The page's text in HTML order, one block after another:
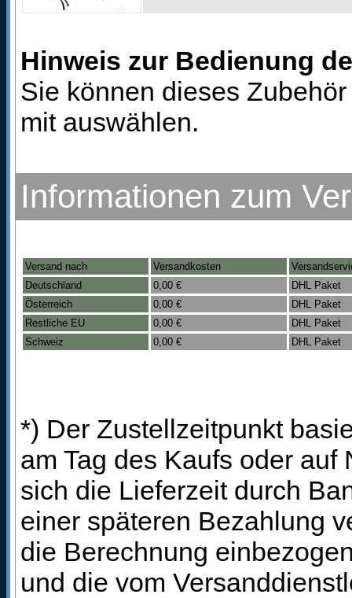
Hinweis zur Bedienung
Sie können dieses
mit auswählen.
Informationen zum
Versand nach Versandkosten
Deutschland
0,00 €
DHL Paket
Österreich
0,00 €
DHL Paket
Restliche EU
0,00 €
DHL Paket
Schweiz
0,00 € DHL Paket
*) Der Zustellzeitpunkt
am Tag des Kaufs oder
sich die Lieferzeit durch
einer späteren Bezahlung
die Berechnung
und die vom